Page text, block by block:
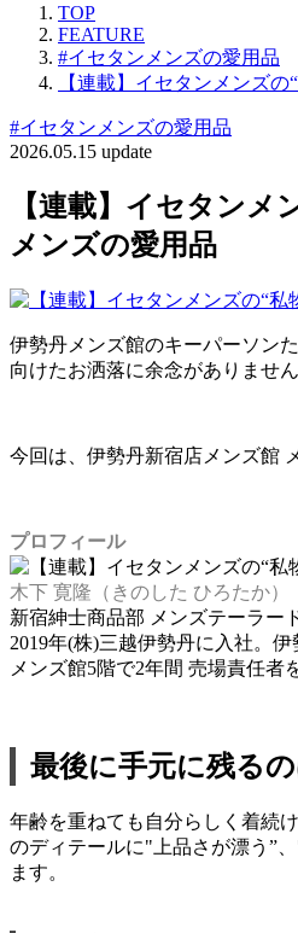
TOP
FEATURE
#イセタンメンズの愛用品
【連載】イセタンメンズ
#イセタンメンズの愛用品
2026.05.15 update
【連載】イセタン
メンズの愛用品
伊勢丹メンズ館のキーパーソン
向けたお洒落に余念がありません
今回は、伊勢丹新宿店メンズ館
プロフィール
木下 寛隆（きのした ひろたか）
新宿紳士商品部 メンズテーラー
2019年(株)三越伊勢丹に入社。
メンズ館5階で2年間 売場責任
最後に手元に残る
年齢を重ねても自分らしく着続
のディテールに"上品さが漂う”
ます。